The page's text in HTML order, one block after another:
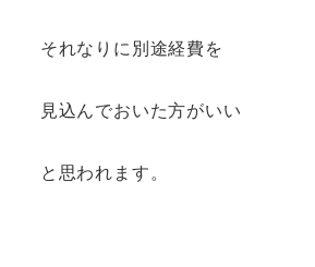
それなりに別途経費を
見込んでおいた方がいい
と思われます。